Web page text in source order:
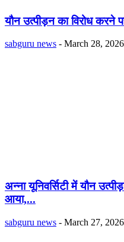
यौन उत्पीड़न का विरोध करने
sabguru news - March 28, 2026
अन्ना यूनिवर्सिटी में यौन
आया,...
sabguru news - March 27, 2026